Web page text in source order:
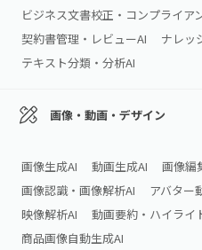
ビジネス文書校正・コンプライア
契約書管理・レビューAI
ナレッ
テキスト分類・分析AI
画像・動画・デザイン
画像生成AI 動画生成AI
画像編
画像認識・画像解析AI
アバター
映像解析AI
動画要約・ハイライ
商品画像自動生成AI